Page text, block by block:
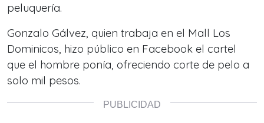
peluquería.
Gonzalo Gálvez, quien trabaja en el Mall Los
Dominicos, hizo público en Facebook el cartel
que el hombre ponía, ofreciendo corte de pelo a
solo mil pesos.